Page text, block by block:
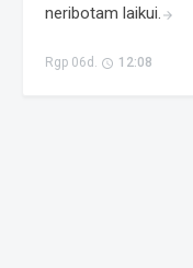
neribotam laikui. arrow_forward
Rgp 06d. access_time 12:08